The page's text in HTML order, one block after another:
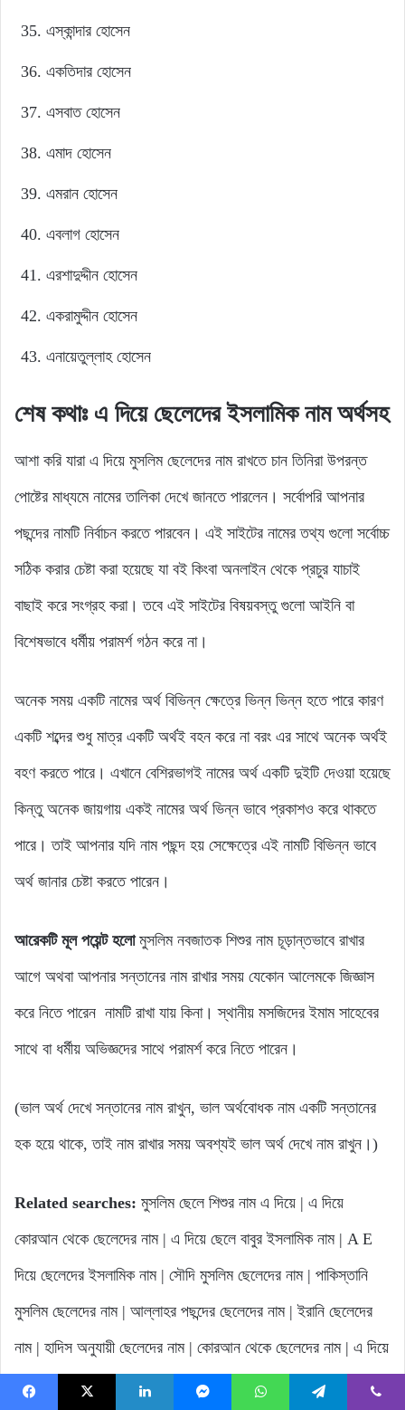
এস্কান্দার হোসেন
একতিদার হোসেন
এসবাত হোসেন
এমাদ হোসেন
এমরান হোসেন
এবলাগ হোসেন
এরশাদুদ্দীন হোসেন
একরামুদ্দীন হোসেন
এনায়েতুল্লাহ হোসেন
শেষ কথাঃ এ দিয়ে ছেলেদের ইসলামিক নাম অর্থসহ
আশা করি যারা এ দিয়ে মুসলিম ছেলেদের নাম রাখতে চান তিনিরা উপরন্ত
পোষ্টের মাধ্যমে নামের তালিকা দেখে জানতে পারলেন। সর্বোপরি আপনার
পছন্দের নামটি নির্বাচন করতে পারবেন। এই সাইটের নামের তথ্য গুলো সর্বোচ্চ
সঠিক করার চেষ্টা করা হয়েছে যা বই কিংবা অনলাইন থেকে প্রচুর যাচাই
বাছাই করে সংগ্রহ করা। তবে এই সাইটের বিষয়বস্তু গুলো আইনি বা
বিশেষভাবে ধর্মীয় পরামর্শ গঠন করে না।
অনেক সময় একটি নামের অর্থ বিভিন্ন ক্ষেত্রে ভিন্ন ভিন্ন হতে পারে কারণ
একটি শব্দের শুধু মাত্র একটি অর্থই বহন করে না বরং এর সাথে অনেক অর্থই
বহণ করতে পারে। এখানে বেশিরভাগই নামের অর্থ একটি দুইটি দেওয়া হয়েছে
কিন্তু অনেক জায়গায় একই নামের অর্থ ভিন্ন ভাবে প্রকাশও করে থাকতে
পারে। তাই আপনার যদি নাম পছন্দ হয় সেক্ষেত্রে এই নামটি বিভিন্ন ভাবে
অর্থ জানার চেষ্টা করতে পারেন।
আরেকটি মূল পয়েন্ট হলোমুসলিম নবজাতক শিশুর নাম চূড়ান্তভাবে রাখার
আগে অথবা আপনার সন্তানের নাম রাখার সময় যেকোন আলেমকে জিজ্ঞাস
করে নিতে পারেন নামটি রাখা যায় কিনা। স্থানীয় মসজিদের ইমাম সাহেবের
সাথে বা ধর্মীয় অভিজ্ঞদের সাথে পরামর্শ করে নিতে পারেন।
(ভাল অর্থ দেখে সন্তানের নাম রাখুন, ভাল অর্থবোধক নাম একটি সন্তানের
হক হয়ে থাকে, তাই নাম রাখার সময় অবশ্যই ভাল অর্থ দেখে নাম রাখুন।)
Related searches: মুসলিম ছেলে শিশুর নাম এ দিয়ে | এ দিয়ে
কোরআন থেকে ছেলেদের নাম | এ দিয়ে ছেলে বাবুর ইসলামিক নাম | A E
দিয়ে ছেলেদের ইসলামিক নাম | সৌদি মুসলিম ছেলেদের নাম | পাকিস্তানি
মুসলিম ছেলেদের নাম | আল্লাহর পছন্দের ছেলেদের নাম | ইরানি ছেলেদের
নাম | হাদিস অনুযায়ী ছেলেদের নাম | কোরআন থেকে ছেলেদের নাম | এ দিয়ে
ছেলেদের ইসলামিক সুন্দর নাম অর্থসহ | ছেলে বাবুর ইসলামিক নাম এ দিয়ে |